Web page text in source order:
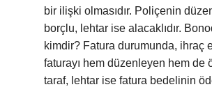
bir ilişki olmasıdır. Poliçenin
borçlu, lehtar ise alacaklıdır.
kimdir? Fatura durumunda, ihraç
faturayı hem düzenleyen hem de
taraf, lehtar ise fatura bedelinin